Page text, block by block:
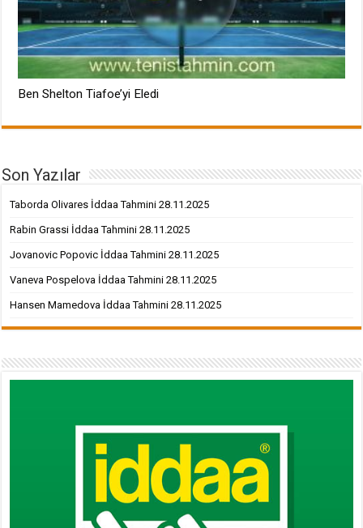
Ben Shelton Tiafoe’yi Eledi
Son Yazılar
Taborda Olivares İddaa Tahmini 28.11.2025
Rabin Grassi İddaa Tahmini 28.11.2025
Jovanovic Popovic İddaa Tahmini 28.11.2025
Vaneva Pospelova İddaa Tahmini 28.11.2025
Hansen Mamedova İddaa Tahmini 28.11.2025